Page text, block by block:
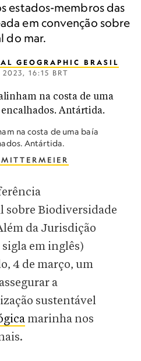
estados-membros das
em convenção sobre
do mar.
GEOGRAPHIC BRASIL
16:15 BRT
na costa de uma baía
Antártida.
sobre Biodiversidade
da Jurisdição
em inglês)
4 de março, um
a
sustentável
marinha nos